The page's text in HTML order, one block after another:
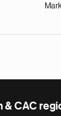
& CAC